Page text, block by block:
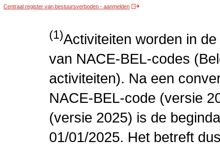
Centraal register van bestuursverboden - aanmelden
(1)Activiteiten worden in
van NACE-BEL-codes
activiteiten). Na een
NACE-BEL-code (versie
(versie 2025) is de
01/01/2025. Het betreft